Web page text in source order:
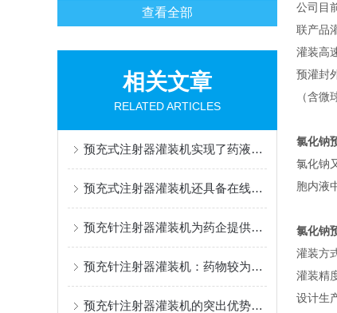
查看全部
相关文章
RELATED ARTICLES
预充式注射器灌装机实现了药液灌装过程的自动化与可控化
预充式注射器灌装机还具备在线检测功能
预充针注射器灌装机为药企提供了一种降低污染风险的解决方案
预充针注射器灌装机：药物较为准确灌装的幕后设备
预充针注射器灌装机的突出优势：灌装精度高
公司目
联产品
灌装高
预灌封
（含
氯化钠
氯化钠
胞内液
氯化钠
灌装方
灌装精
设计生